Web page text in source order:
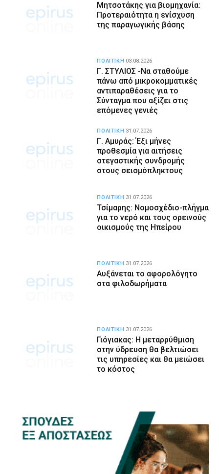
Μητσοτάκης για βιομηχανία:
Προτεραιότητα η ενίσχυση
της παραγωγικής βάσης
Γ. ΣΤΥΛΙΟΣ -Να σταθούμε
πάνω από μικροκομματικές
αντιπαραθέσεις για το
Σύνταγμα που αξίζει στις
επόμενες γενιές
ΠΟΛΙΤΙΚΗ 03.08.2026
Γ. Αμυράς: Έξι μήνες
προθεσμία για αιτήσεις
στεγαστικής συνδρομής
στους σεισμόπληκτους
ΠΟΛΙΤΙΚΗ 31.07.2026
Τσίμαρης: Νομοσχέδιο-πλήγμα
για το νερό και τους ορεινούς
οικισμούς της Ηπείρου
ΠΟΛΙΤΙΚΗ 31.07.2026
Αυξάνεται το αφορολόγητο
στα φιλοδωρήματα
ΠΟΛΙΤΙΚΗ 31.07.2026
Γιόγιακας: Η μεταρρύθμιση
στην ύδρευση θα βελτιώσει
τις υπηρεσίες και θα μειώσει
το κόστος
ΠΟΛΙΤΙΚΗ 31.07.2026